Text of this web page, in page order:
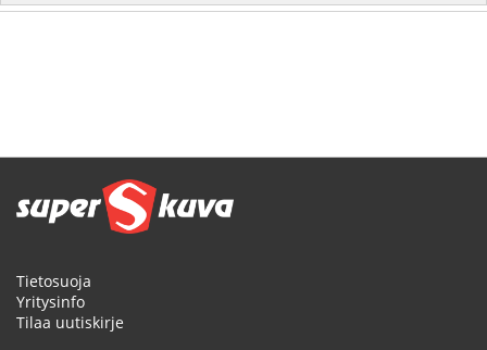
Tietosuoja
Yritysinfo
Tilaa uutiskirje